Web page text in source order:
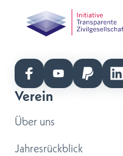
Verein
Über uns
Jahresrückblick